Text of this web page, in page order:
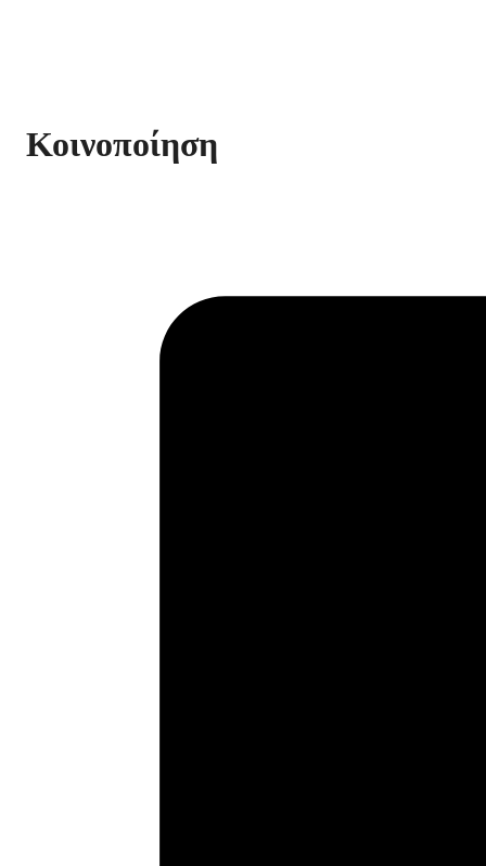
Κοινοποίηση